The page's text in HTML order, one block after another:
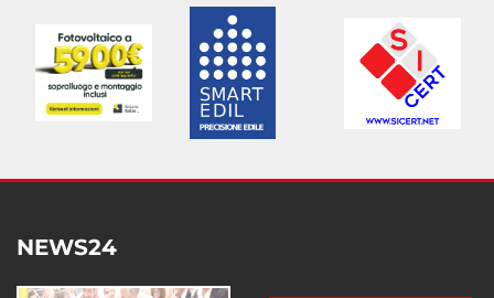
NEWS24